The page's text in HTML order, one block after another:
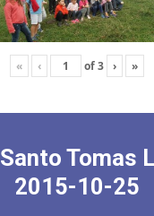
« ‹ of3 › »
Santo Tomas
2015-10-25